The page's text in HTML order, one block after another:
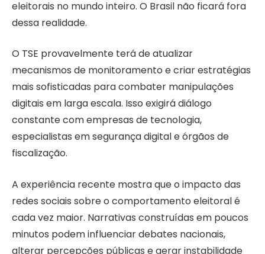
eleitorais no mundo inteiro. O Brasil não ficará fora
dessa realidade.
O TSE provavelmente terá de atualizar
mecanismos de monitoramento e criar estratégias
mais sofisticadas para combater manipulações
digitais em larga escala. Isso exigirá diálogo
constante com empresas de tecnologia,
especialistas em segurança digital e órgãos de
fiscalização.
A experiência recente mostra que o impacto das
redes sociais sobre o comportamento eleitoral é
cada vez maior. Narrativas construídas em poucos
minutos podem influenciar debates nacionais,
alterar percepções públicas e gerar instabilidade